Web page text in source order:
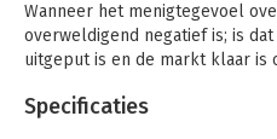
Wanneer het menigtegevoel
overweldigend negatief is; is
uitgeput is en de markt klaar is
hulpmiddel geweest dat werd
Specificaties